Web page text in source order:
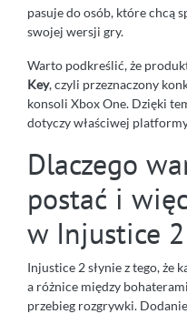
pasuje do osób, które chcą
swojej wersji gry.
Warto podkreślić, że
Key, czyli przeznaczony
konsoli Xbox One. Dzięki
dotyczy właściwej
Dlaczego
postać i
w Injustice 2
Injustice 2 słynie z tego, że
a różnice między
przebieg rozgrywki.